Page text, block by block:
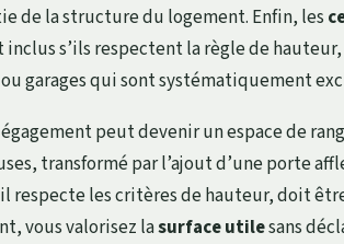
de la structure du logement. Enfin, les
s’ils respectent la règle de
garages qui sont systématiquement
peut devenir un espace de
transformé par l’ajout d’une porte
respecte les critères de hauteur, doit
vous valorisez lasurface utilesans